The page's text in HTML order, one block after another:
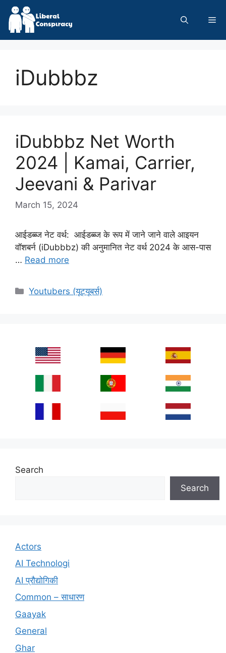
Skip
content
iDubbbz
iDubbbz Net Worth
2024 | Kamai, Carrier,
Jeevani & Parivar
March 15, 2024
आईडब्ब्ज नेट वर्थ: आईडब्ब्ज के रूप में जाने जाने वाले आइयन
वॉशबर्न (iDubbbz) की अनुमानित नेट वर्थ 2024 के आस-पास
… Read more
Categories
Youtubers (यूट्यूबर्स)
Search
Search
Actors
AI Technologi
AI प्रौद्योगिकी
Common – साधारण
Gaayak
General
Ghar